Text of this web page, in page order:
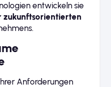
entwickeln sie
zukunftsorientierten
Anforderungen